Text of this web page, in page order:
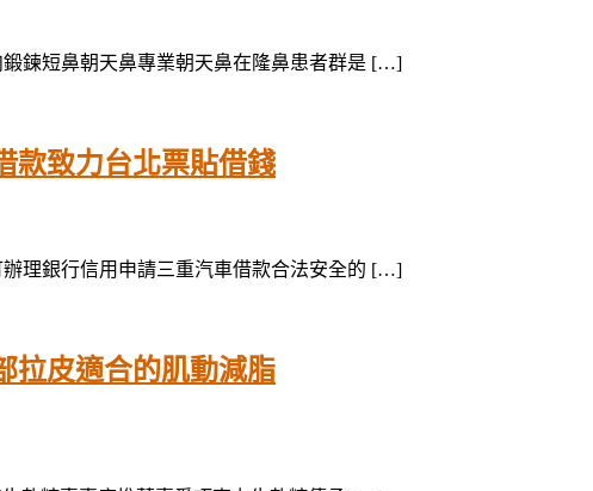
鍊短鼻朝天鼻專業朝天鼻在隆鼻患者群是 […]
款致力台北票貼借錢
理銀行信用申請三重汽車借款合法安全的 […]
拉皮適合的肌動減脂